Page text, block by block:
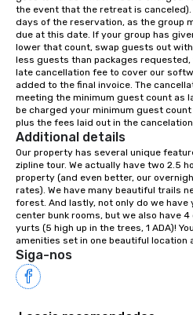
anywhere from cabins to
Wake up under the canopy in a
forested paradise at whatever
of creature comfort your team
prefers. Call or email us today to plan
your retreat!
the event that the retreat is
days of the reservation, as the group
due at this date. If your group has
lower that count, swap guests out
less guests than packages requested,
late cancellation fee to cover our
added to the final invoice. The
meeting the minimum guest count as
be charged your minimum guest
plus the fees laid out in the
Additional details
Our property has several unique
zipline tour. We actually have two 2.5
property (and even better, our
rates). We have many beautiful trails
forest. And lastly, not only do we
center bunk rooms, but we also have
yurts (5 high up in the trees, 1 ADA)!
amenities set in one beautiful location
Siga-nos